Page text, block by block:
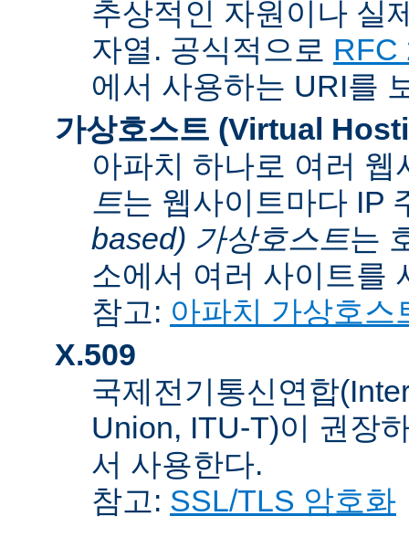
추상적인 자원이나 실
자열. 공식적으로 RFC
에서 사용하는 URI를
가상호스트 (Virtual
아파치 하나로 여러
트는 웹사이트마다 IP
based) 가상호스트는
소에서 여러 사이트를
참고: 아파치 가상호스
X.509
국제전기통신연합
Union, ITU-T)이 권장
서 사용한다.
참고: SSL/TLS 암호화